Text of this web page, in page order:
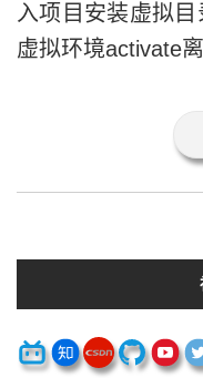
入项目安装虚拟
虚拟环境activate